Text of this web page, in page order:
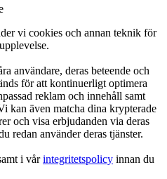
vi cookies och annan teknik för
användare, deras beteende och
för att kontinuerligt optimera
reklam och innehåll samt
kan även matcha dina krypterade
och visa erbjudanden via deras
redan använder deras tjänster.
i vårintegritetspolicy innan du